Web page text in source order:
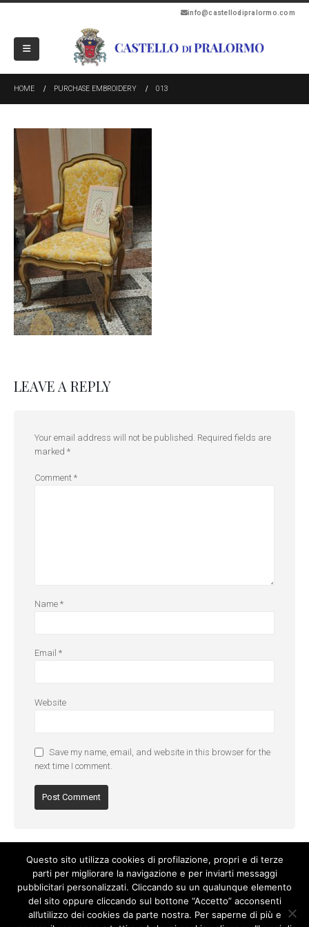
info@castellodipralormo.com
HOME PURCHASE EMBROIDERY 013
LEAVE A REPLY
Your email address will not be published. Required fields are
marked *
Comment *
Name *
Email *
Website
Save my name, email, and website in this browser for the
next time I comment.
Questo sito utilizza cookies di profilazione, propri e di terze
parti per migliorare la navigazione e per inviarti messaggi
pubblicitari personalizzati. Cliccando su un qualunque elemento
del sito oppure cliccando sul bottone “Accetto” acconsenti
all’utilizzo dei cookies da parte nostra. Per saperne di più e